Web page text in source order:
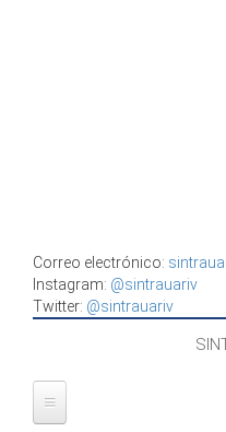
Correo electrónico:
Instagram: @sintrauariv
Twitter: @sintrauariv